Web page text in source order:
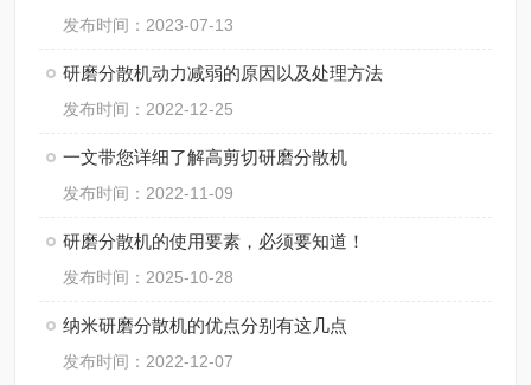
发布时间：2023-07-13
研磨分散机动力减弱的原因以及处理方法
发布时间：2022-12-25
一文带您详细了解高剪切研磨分散机
发布时间：2022-11-09
研磨分散机的使用要素，必须要知道！
发布时间：2025-10-28
纳米研磨分散机的优点分别有这几点
发布时间：2022-12-07